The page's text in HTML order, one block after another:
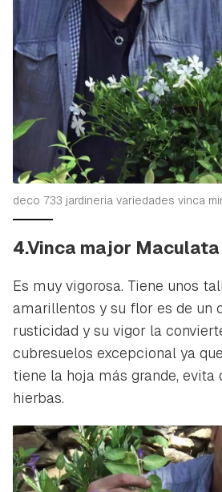
deco 733 jardineria variedades vinca
4.Vinca major Maculata
Es muy vigorosa. Tiene unos
amarillentos y su flor es de un
rusticidad y su vigor la
cubresuelos excepcional ya
tiene la hoja más grande, evita
hierbas.